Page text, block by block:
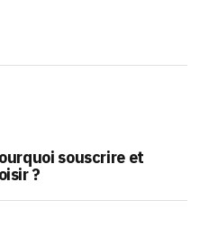
souscrire et
?